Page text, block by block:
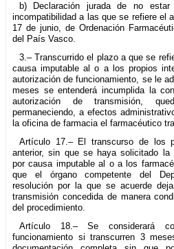
b) Declaración jurada de no
incompatibilidad a las que se refiere el
17 de junio, de Ordenación
del País Vasco.
3.– Transcurrido el plazo a que se
causa imputable al o a los propios
autorización de funcionamiento, se le
meses se entenderá incumplida la
autorización de transmisión,
permaneciendo, a efectos
la oficina de farmacia el farmacéutico
Artículo 17.– El transcurso de los
anterior, sin que se haya solicitado la
por causa imputable al o a los
que el órgano competente del
resolución por la que se acuerde
transmisión concedida de manera
del procedimiento.
Artículo 18.– Se considerará
funcionamiento si transcurren 3